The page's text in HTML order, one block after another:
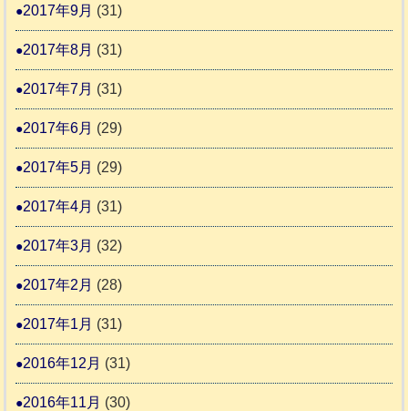
2017年9月 (31)
2017年8月 (31)
2017年7月 (31)
2017年6月 (29)
2017年5月 (29)
2017年4月 (31)
2017年3月 (32)
2017年2月 (28)
2017年1月 (31)
2016年12月 (31)
2016年11月 (30)